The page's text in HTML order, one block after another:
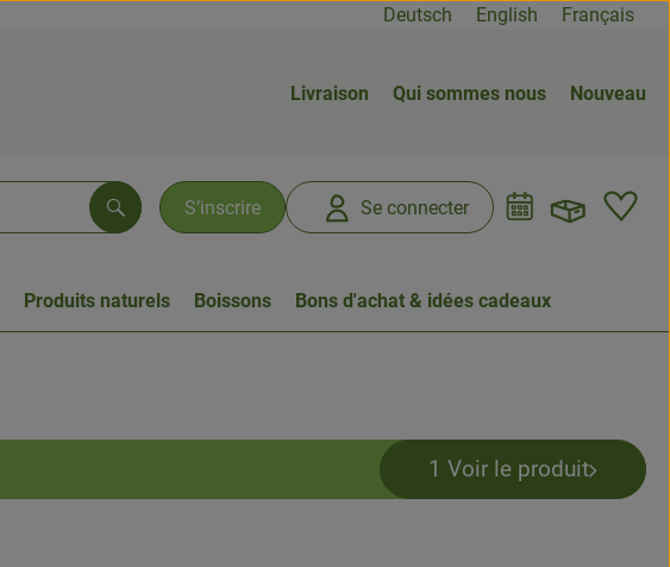
Deutsch English Français
Livraison Qui sommes nous Nouveau
S’inscrire Se connecter
Rechercher
Produits naturels Boissons Bons d'achat & idées cadeaux
1 Voir le produit